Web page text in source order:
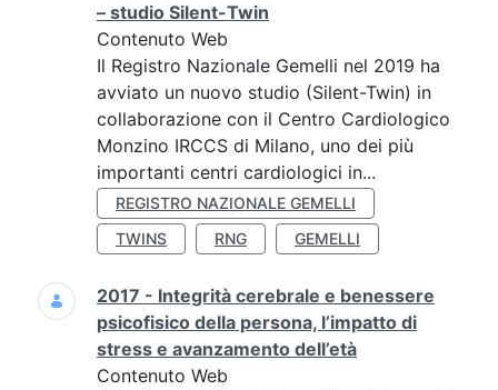
– studio Silent-Twin
Contenuto Web
Il Registro Nazionale Gemelli nel 2019 ha
avviato un nuovo studio (Silent-Twin) in
collaborazione con il Centro Cardiologico
Monzino IRCCS di Milano, uno dei più
importanti centri cardiologici in...
REGISTRO NAZIONALE GEMELLI
TWINS
RNG GEMELLI
2017 - Integrità cerebrale e benessere
psicofisico della persona, l’impatto di
stress e avanzamento dell’età
Contenuto Web